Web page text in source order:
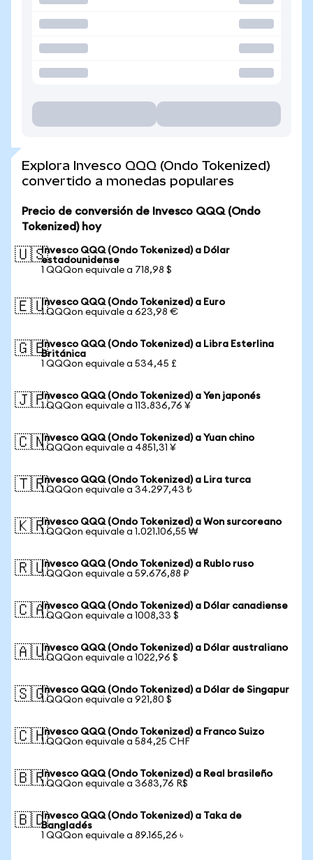
Explora Invesco QQQ (Ondo Tokenized)
convertido a monedas populares
Precio de conversión de Invesco QQQ (Ondo
Tokenized) hoy
🇺🇸Invesco QQQ (Ondo Tokenized) a Dólar
estadounidense
1 QQQon equivale a 718,98 $
🇪🇺Invesco QQQ (Ondo Tokenized) a Euro
1 QQQon equivale a 623,98 €
🇬🇧Invesco QQQ (Ondo Tokenized) a Libra Esterlina
Británica
1 QQQon equivale a 534,45 £
🇯🇵Invesco QQQ (Ondo Tokenized) a Yen japonés
1 QQQon equivale a 113.836,76 ¥
🇨🇳Invesco QQQ (Ondo Tokenized) a Yuan chino
1 QQQon equivale a 4851,31 ¥
🇹🇷Invesco QQQ (Ondo Tokenized) a Lira turca
1 QQQon equivale a 34.297,43 ₺
🇰🇷Invesco QQQ (Ondo Tokenized) a Won surcoreano
1 QQQon equivale a 1.021.106,55 ₩
🇷🇺Invesco QQQ (Ondo Tokenized) a Rublo ruso
1 QQQon equivale a 59.676,88 ₽
🇨🇦Invesco QQQ (Ondo Tokenized) a Dólar canadiense
1 QQQon equivale a 1008,33 $
🇦🇺Invesco QQQ (Ondo Tokenized) a Dólar australiano
1 QQQon equivale a 1022,96 $
🇸🇬Invesco QQQ (Ondo Tokenized) a Dólar de Singapur
1 QQQon equivale a 921,80 $
🇨🇭Invesco QQQ (Ondo Tokenized) a Franco Suizo
1 QQQon equivale a 584,25 CHF
🇧🇷Invesco QQQ (Ondo Tokenized) a Real brasileño
1 QQQon equivale a 3683,76 R$
🇧🇩Invesco QQQ (Ondo Tokenized) a Taka de
Bangladés
1 QQQon equivale a 89.165,26 ৳